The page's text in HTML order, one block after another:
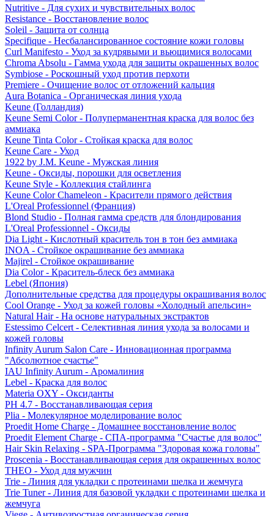
Nutritive - Для сухих и чувствительных волос
Resistance - Восстановление волос
Soleil - Защита от солнца
Specifique - Несбалансированное состояние кожи головы
Curl Manifesto - Уход за кудрявыми и вьющимися волосами
Chroma Absolu - Гамма ухода для защиты окрашенных волос
Symbiose - Роскошный уход против перхоти
Premiere - Очищение волос от отложений кальция
Aura Botanica - Органическая линия ухода
Keune (Голландия)
Keune Semi Color - Полуперманентная краска для волос без
аммиака
Keune Tinta Color - Стойкая краска для волос
Keune Care - Уход
1922 by J.M. Keune - Мужская линия
Keune - Оксиды, порошки для осветления
Keune Style - Коллекция стайлинга
Keune Color Chameleon - Красители прямого действия
L'Oreal Professionnel (Франция)
Blond Studio - Полная гамма средств для блондирования
L'Oreal Professionnel - Оксиды
Dia Light - Кислотный краситель тон в тон без аммиака
INOA - Стойкое окрашивание без аммиака
Majirel - Стойкое окрашивание
Dia Color - Краситель-блеск без аммиака
Lebel (Япония)
Дополнительные средства для процедуры окрашивания волос
Cool Orange - Уход за кожей головы «Холодный апельсин»
Natural Hair - На основе натуральных экстрактов
Estessimo Celcert - Селективная линия ухода за волосами и
кожей головы
Infinity Aurum Salon Care - Инновационная программа
"Абсолютное счастье"
IAU Infinity Aurum - Аромалиния
Lebel - Краска для волос
Materia OXY - Оксиданты
PH 4.7 - Восстанавливающая серия
Plia - Молекулярное моделирование волос
Proedit Home Charge - Домашнее восстановление волос
Proedit Element Charge - СПА-программа "Счастье для волос"
Hair Skin Relaxing - SPA-Программа "Здоровая кожа головы"
Proscenia - Восстанавливающая серия для окрашенных волос
THEO - Уход для мужчин
Trie - Линия для укладки с протеинами шелка и жемчуга
Trie Tuner - Линия для базовой укладки с протеинами шелка и
жемчуга